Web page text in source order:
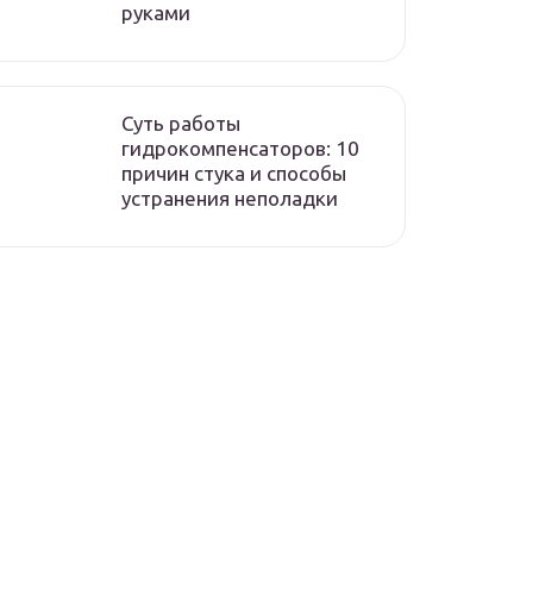
руками
Суть работы
гидрокомпенсаторов: 10
причин стука и способы
устранения неполадки